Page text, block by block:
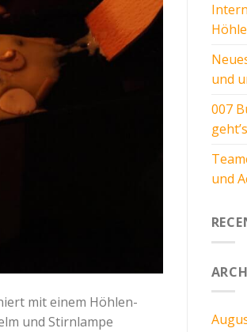
mit einem Höhlen-
und Stirnlampe
und
007
und